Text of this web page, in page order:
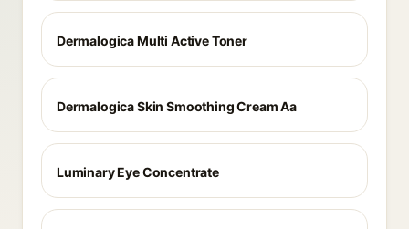
Dermalogica Multi Active Toner
Dermalogica Skin Smoothing Cream Aa
Luminary Eye Concentrate